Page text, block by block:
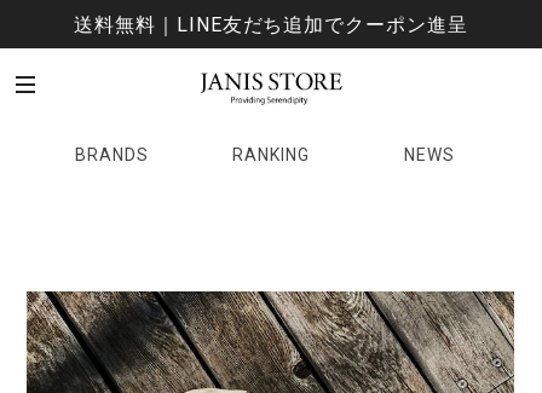
送料無料｜LINE友だち追加でクーポン進呈
BRANDS RANKING NEWS